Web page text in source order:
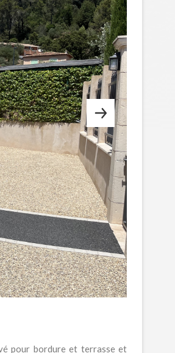
pour bordure et terrasse et